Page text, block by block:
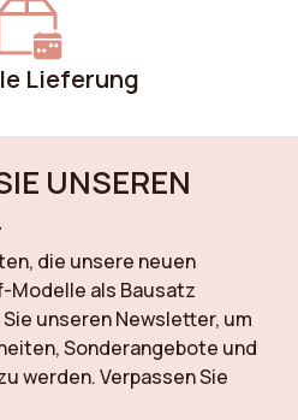
90.5 cm
Metall
50 kg
Lieferung
UNSEREN
die unsere neuen
Modelle als Bausatz
unseren Newsletter, um
Sonderangebote und
werden. Verpassen Sie